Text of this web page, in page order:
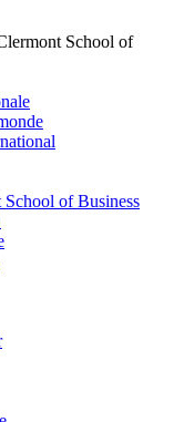
School of
of Business